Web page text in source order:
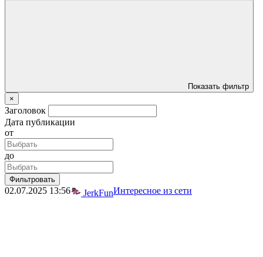
Показать фильтр
×
Заголовок
Дата публикации
от
до
Фильтровать
02.07.2025 13:56 JerkFunИнтересное из сети